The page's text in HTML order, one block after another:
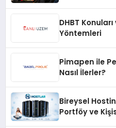
DHBT
Yöntemleri
Pimapen ile
Nasıl İlerler?
Bireysel
Portföy ve